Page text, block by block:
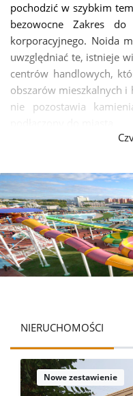
pochodzić w szybkim
bezowocne Zakres
korporacyjnego. Noida
uwzględniać te, istnieje
centrów handlowych,
obszarów mieszkalnych
nie pozostawia
NIERUCHOMOŚCI
Nowe zestawienie